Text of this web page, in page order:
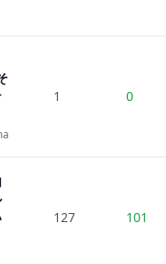
1 0
127 101